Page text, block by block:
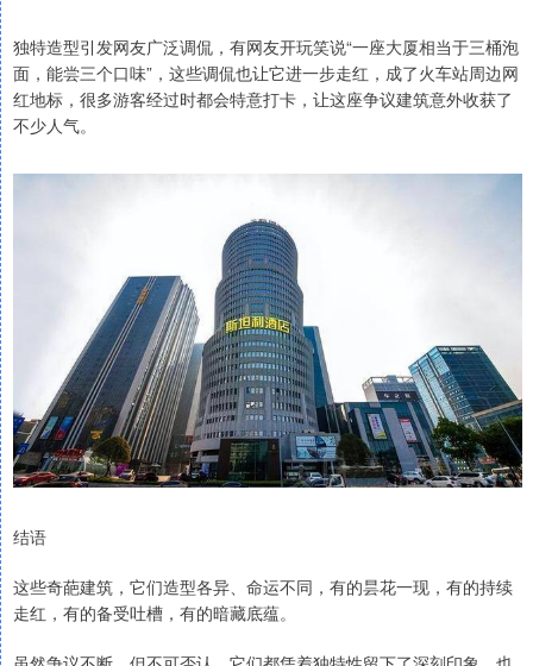
独特造型引发网友广泛调侃，有网友开玩笑说“一座大厦相当于三桶泡
面，能尝三个口味”，这些调侃也让它进一步走红，成了火车站周边网
红地标，很多游客经过时都会特意打卡，让这座争议建筑意外收获了
不少人气。
结语
这些奇葩建筑，它们造型各异、命运不同，有的昙花一现，有的持续
走红，有的备受吐槽，有的暗藏底蕴。